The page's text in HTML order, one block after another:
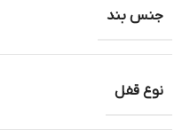
جنس بند
نوع قفل